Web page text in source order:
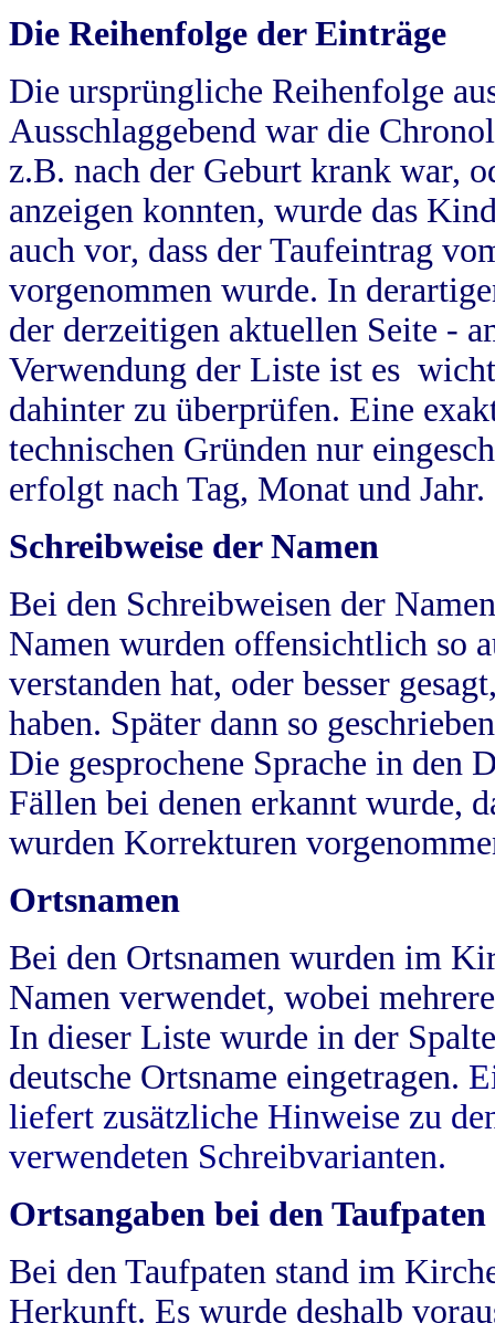
Die Reihenfolge der Einträge
Die ursprüngliche Reihenfolge
Ausschlaggebend war die
z.B. nach der Geburt krank war,
anzeigen konnten, wurde das
auch vor, dass der Taufeintrag
vorgenommen wurde. In
der derzeitigen aktuellen Seite -
Verwendung der Liste ist es
dahinter zu überprüfen. Eine
technischen Gründen nur
erfolgt nach Tag, Monat und Jahr.
Schreibweise der Namen
Bei den Schreibweisen der
Namen wurden offensichtlich so
verstanden hat, oder besser
haben. Später dann so
Die gesprochene Sprache in
Fällen bei denen erkannt wurde,
wurden Korrekturen
Ortsnamen
Bei den Ortsnamen wurden im
Namen verwendet, wobei
In dieser Liste wurde in der
deutsche Ortsname eingetragen.
liefert zusätzliche Hinweise zu
verwendeten Schreibvarianten.
Ortsangaben bei den Taufpaten
Bei den Taufpaten stand im
Herkunft. Es wurde deshalb